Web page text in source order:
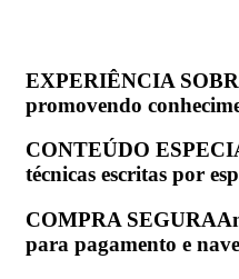
EXPERIÊNCIA
promovendo
CONTEÚDO
técnicas escritas por
COMPRA SEGURA
para pagamento e